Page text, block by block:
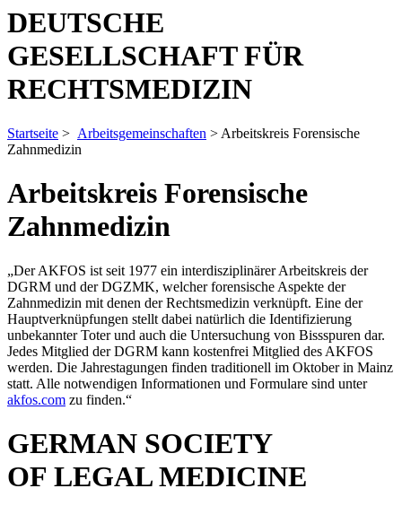
DEUTSCHE
GESELLSCHAFT FÜR
RECHTSMEDIZIN
Startseite > Arbeitsgemeinschaften > Arbeitskreis Forensische
Zahnmedizin
Arbeitskreis Forensische
Zahnmedizin
„Der AKFOS ist seit 1977 ein interdisziplinärer Arbeitskreis der
DGRM und der DGZMK, welcher forensische Aspekte der
Zahnmedizin mit denen der Rechtsmedizin verknüpft. Eine der
Hauptverknüpfungen stellt dabei natürlich die Identifizierung
unbekannter Toter und auch die Untersuchung von Bissspuren dar.
Jedes Mitglied der DGRM kann kostenfrei Mitglied des AKFOS
werden. Die Jahrestagungen finden traditionell im Oktober in Mainz
statt. Alle notwendigen Informationen und Formulare sind unter
akfos.com zu finden.“
GERMAN SOCIETY
OF LEGAL MEDICINE